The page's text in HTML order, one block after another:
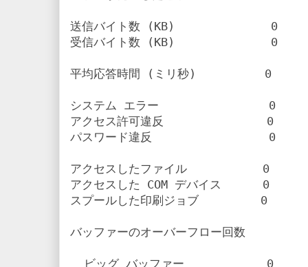
送信バイト数 (KB)              0
受信バイト数 (KB)              0
平均応答時間 (ミリ秒)          0
システム エラー                0
アクセス許可違反               0
パスワード違反                 0
アクセスしたファイル           0
アクセスした COM デバイス      0
スプールした印刷ジョブ         0
バッファーのオーバーフロー回数